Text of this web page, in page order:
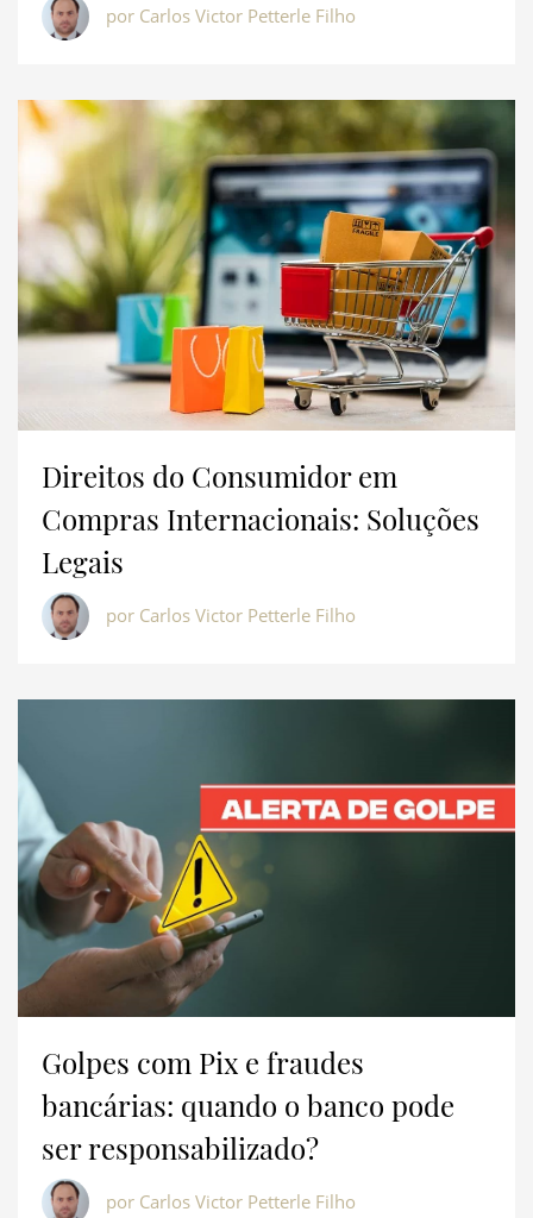
por Carlos Victor Petterle Filho
Direitos do Consumidor em
Compras Internacionais: Soluções
Legais
por Carlos Victor Petterle Filho
Golpes com Pix e fraudes
bancárias: quando o banco pode
ser responsabilizado?
por Carlos Victor Petterle Filho